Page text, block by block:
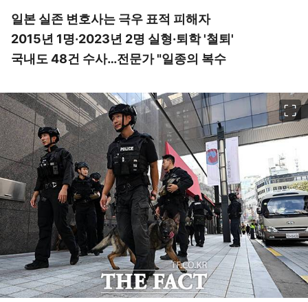
일본 실존 변호사는 극우 표적 피해자
2015년 1명·2023년 2명 실형·퇴학 '철퇴'
국내도 48건 수사…전문가 "일종의 복수